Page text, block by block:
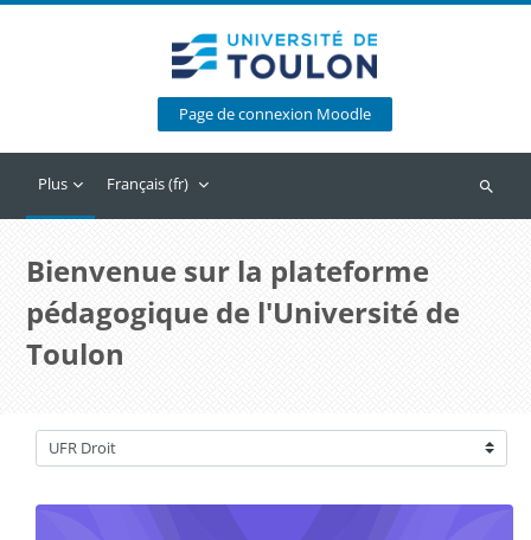
Page de connexion Moodle
Plus Français ‎(fr)‎
Bienvenue sur la plateforme
pédagogique de l'Université de
Toulon
Catégories de cours